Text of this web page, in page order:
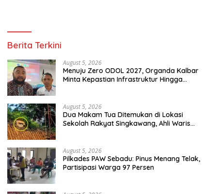
Berita Terkini
August 5, 2026
Menuju Zero ODOL 2027, Organda Kalbar
Minta Kepastian Infrastruktur Hingga
August 5, 2026
Dua Makam Tua Ditemukan di Lokasi
Sekolah Rakyat Singkawang, Ahli Waris
August 5, 2026
Pilkades PAW Sebadu: Pinus Menang Telak,
Partisipasi Warga 97 Persen